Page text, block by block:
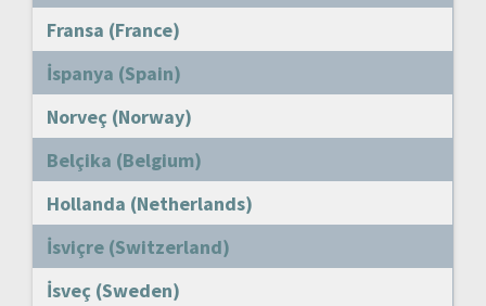
Fransa (France)
İspanya (Spain)
Norveç (Norway)
Belçika (Belgium)
Hollanda (Netherlands)
İsviçre (Switzerland)
İsveç (Sweden)